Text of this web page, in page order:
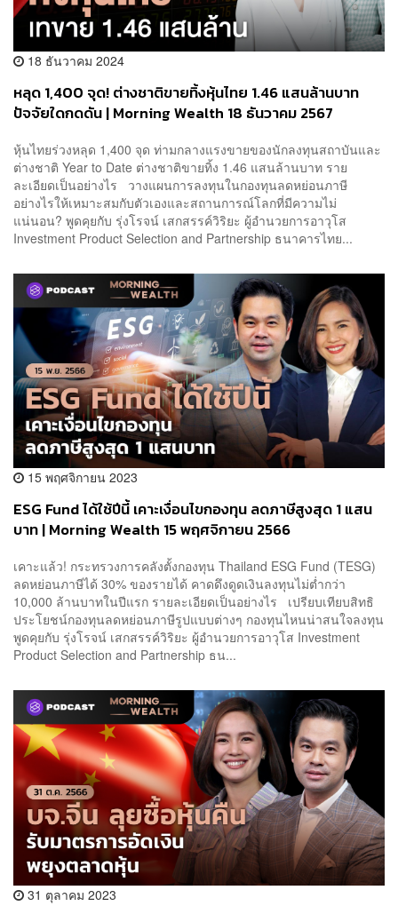
18 ธันวาคม 2024
หลุด 1,400 จุด! ต่างชาติขายทิ้งหุ้นไทย 1.46 แสนล้านบาท
ปัจจัยใดกดดัน | Morning Wealth 18 ธันวาคม 2567
หุ้นไทยร่วงหลุด 1,400 จุด ท่ามกลางแรงขายของนักลงทุนสถาบันและ
ต่างชาติ Year to Date ต่างชาติขายทิ้ง 1.46 แสนล้านบาท ราย
ละเอียดเป็นอย่างไร วางแผนการลงทุนในกองทุนลดหย่อนภาษี
อย่างไรให้เหมาะสมกับตัวเองและสถานการณ์โลกที่มีความไม่
แน่นอน? พูดคุยกับ รุ่งโรจน์ เสกสรรค์วิริยะ ผู้อำนวยการอาวุโส
Investment Product Selection and Partnership ธนาคารไทย...
15 พฤศจิกายน 2023
ESG Fund ได้ใช้ปีนี้ เคาะเงื่อนไขกองทุน ลดภาษีสูงสุด 1 แสน
บาท | Morning Wealth 15 พฤศจิกายน 2566
เคาะแล้ว! กระทรวงการคลังตั้งกองทุน Thailand ESG Fund (TESG)
ลดหย่อนภาษีได้ 30% ของรายได้ คาดดึงดูดเงินลงทุนไม่ต่ำกว่า
10,000 ล้านบาทในปีแรก รายละเอียดเป็นอย่างไร เปรียบเทียบสิทธิ
ประโยชน์กองทุนลดหย่อนภาษีรูปแบบต่างๆ กองทุนไหนน่าสนใจลงทุน
พูดคุยกับ รุ่งโรจน์ เสกสรรค์วิริยะ ผู้อำนวยการอาวุโส Investment
Product Selection and Partnership ธน...
31 ตุลาคม 2023